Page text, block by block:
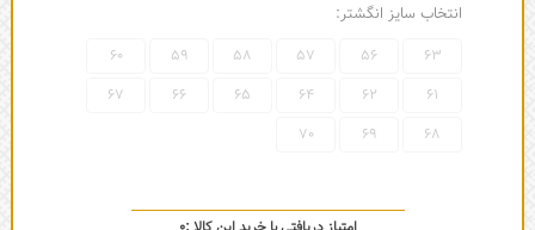
انتخاب سایز انگشتر:
63
56
57
58
59
60
61
62
64
65
66
67
68
69
70